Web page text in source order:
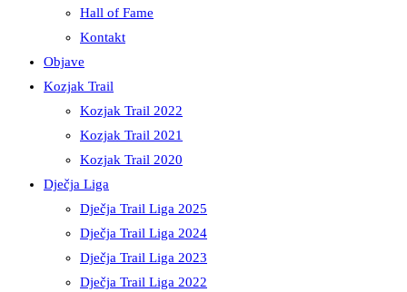
Hall of Fame
Kontakt
Objave
Kozjak Trail
Kozjak Trail 2022
Kozjak Trail 2021
Kozjak Trail 2020
Dječja Liga
Dječja Trail Liga 2025
Dječja Trail Liga 2024
Dječja Trail Liga 2023
Dječja Trail Liga 2022